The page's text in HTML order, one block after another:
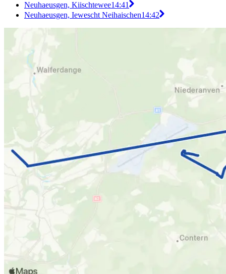
Neuhaeusgen, Kiischtewee14:41
Neuhaeusgen, Iewescht Neihaischen14:42